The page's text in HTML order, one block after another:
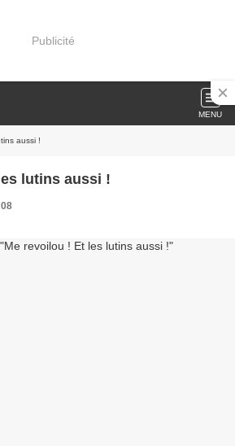
Publicité
MENU
aussi !
lutins aussi !